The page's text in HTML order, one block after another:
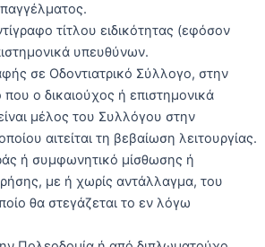
τίτλου ειδικότητας (εφόσον
υπευθύνων.
σε Οδοντιατρικό Σύλλογο, στην
ο δικαιούχος ή επιστημονικά
μέλος του Συλλόγου στην
αιτείται τη βεβαίωση λειτουργίας.
ή συμφωνητικό μίσθωσης ή
με ή χωρίς αντάλλαγμα, του
θα στεγάζεται το εν λόγω